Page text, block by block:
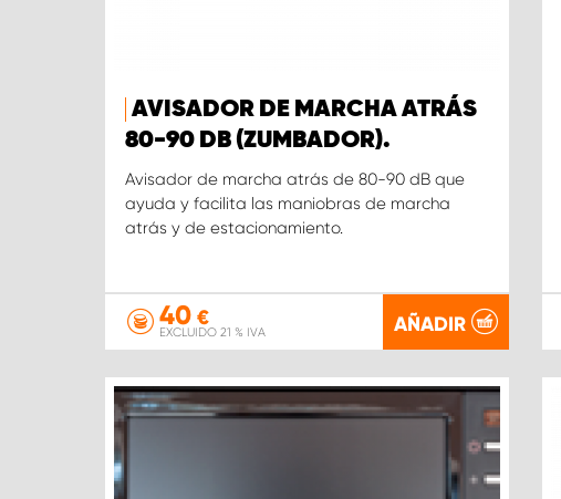
AVISADOR DE MARCHA ATRÁS
80-90 DB (ZUMBADOR).
Avisador de marcha atrás de 80-90 dB que
ayuda y facilita las maniobras de marcha
atrás y de estacionamiento.
40 €
EXCLUIDO 21 % IVA AÑADIR